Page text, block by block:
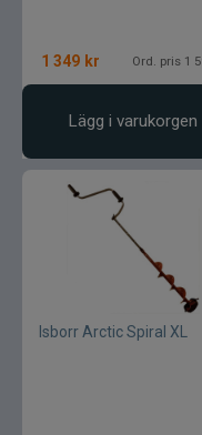
1 349 kr Ord. pris 1
Lägg i varukorgen
Isborr Arctic Spiral XL